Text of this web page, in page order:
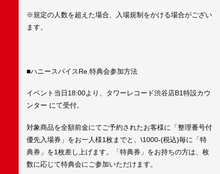
※規定の人数を超えた場合、入場規制をかける場合がござい
ます。
■ハニースパイスRe.特典会参加方法
イベント当日18:00より、タワーレコード渋谷店B1特設カウ
ンター にて受付。
対象商品を全額前金にてご予約されたお客様に「整理番号付
優先入場券」をお一人様1枚までと、\1000-(税込)毎に「特
典券」を1枚差し上げます。「特典券」をお持ちの方は、枚
数に応じて特典会にご参加いただけます。